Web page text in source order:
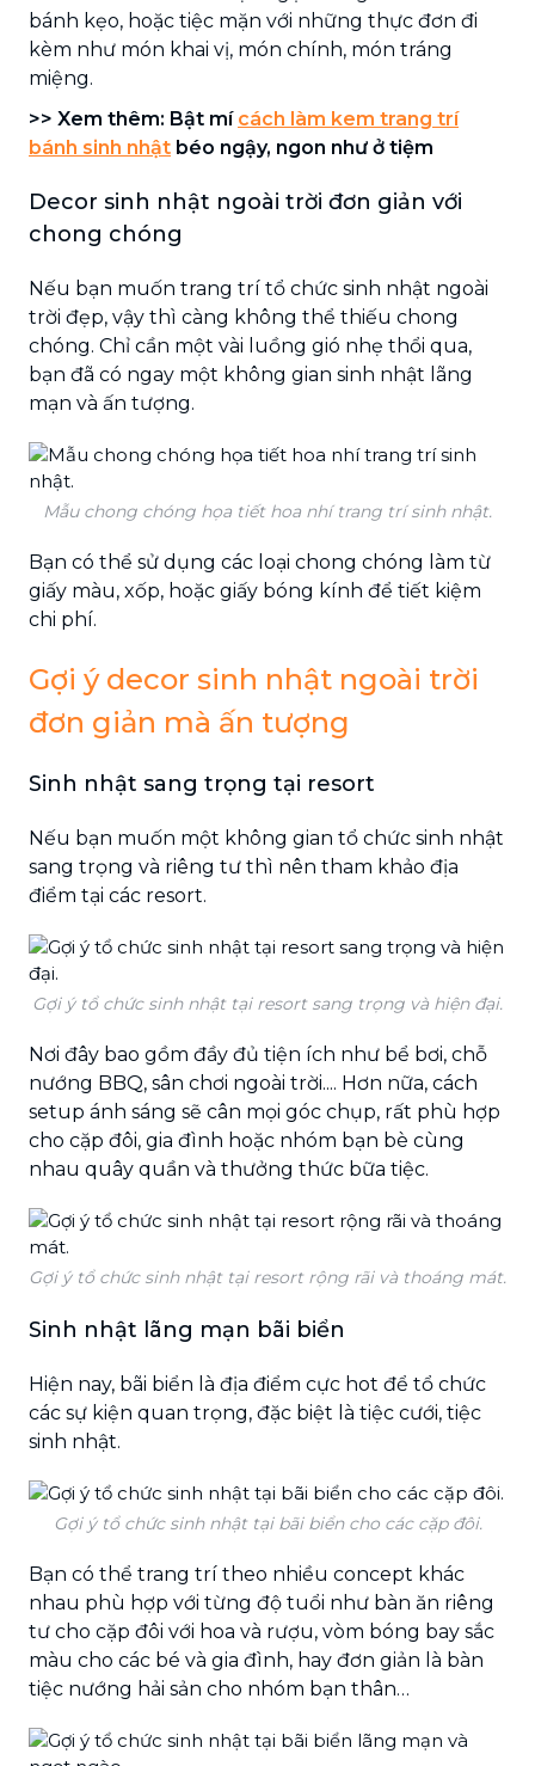
bánh kẹo, hoặc tiệc mặn với những thực đơn đi
kèm như món khai vị, món chính, món tráng
miệng.
>> Xem thêm: Bật mí cách làm kem trang trí
bánh sinh nhật béo ngậy, ngon như ở tiệm
Decor sinh nhật ngoài trời đơn giản với
chong chóng
Nếu bạn muốn trang trí tổ chức sinh nhật ngoài
trời đẹp, vậy thì càng không thể thiếu chong
chóng. Chỉ cần một vài luồng gió nhẹ thổi qua,
bạn đã có ngay một không gian sinh nhật lãng
mạn và ấn tượng.
Mẫu chong chóng họa tiết hoa nhí trang trí sinh nhật.
Bạn có thể sử dụng các loại chong chóng làm từ
giấy màu, xốp, hoặc giấy bóng kính để tiết kiệm
chi phí.
Gợi ý decor sinh nhật ngoài trời
đơn giản mà ấn tượng
Sinh nhật sang trọng tại resort
Nếu bạn muốn một không gian tổ chức sinh nhật
sang trọng và riêng tư thì nên tham khảo địa
điểm tại các resort.
Gợi ý tổ chức sinh nhật tại resort sang trọng và hiện đại.
Nơi đây bao gồm đầy đủ tiện ích như bể bơi, chỗ
nướng BBQ, sân chơi ngoài trời.... Hơn nữa, cách
setup ánh sáng sẽ cân mọi góc chụp, rất phù hợp
cho cặp đôi, gia đình hoặc nhóm bạn bè cùng
nhau quây quần và thưởng thức bữa tiệc.
Gợi ý tổ chức sinh nhật tại resort rộng rãi và thoáng mát.
Sinh nhật lãng mạn bãi biển
Hiện nay, bãi biển là địa điểm cực hot để tổ chức
các sự kiện quan trọng, đặc biệt là tiệc cưới, tiệc
sinh nhật.
Gợi ý tổ chức sinh nhật tại bãi biển cho các cặp đôi.
Bạn có thể trang trí theo nhiều concept khác
nhau phù hợp với từng độ tuổi như bàn ăn riêng
tư cho cặp đôi với hoa và rượu, vòm bóng bay sắc
màu cho các bé và gia đình, hay đơn giản là bàn
tiệc nướng hải sản cho nhóm bạn thân…